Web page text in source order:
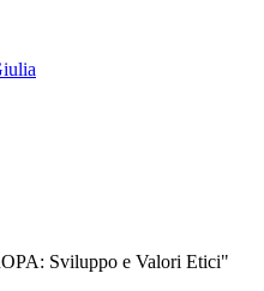
Sviluppo e Valori Etici"